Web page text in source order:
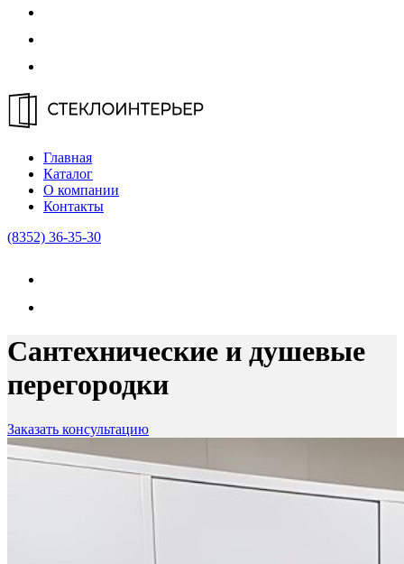
Главная
Каталог
О компании
Контакты
(8352) 36-35-30
Сантехнические и душевые
перегородки
Заказать консультацию